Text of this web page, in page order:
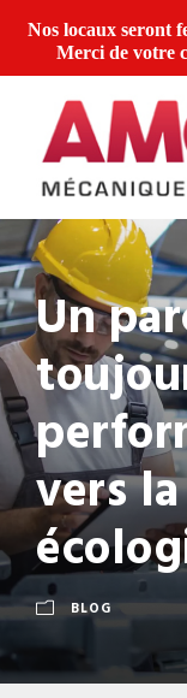
Un
vers
BLOG
Nos locaux seront
Merci de votre